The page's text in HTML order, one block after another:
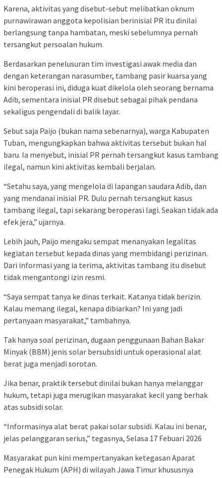
Karena, aktivitas yang disebut-sebut melibatkan oknum
purnawirawan anggota kepolisian berinisial PR itu dinilai
berlangsung tanpa hambatan, meski sebelumnya pernah
tersangkut persoalan hukum.
Berdasarkan penelusuran tim investigasi awak media dan
dengan keterangan narasumber, tambang pasir kuarsa yang
kini beroperasi ini, diduga kuat dikelola oleh seorang bernama
Adib, sementara inisial PR disebut sebagai pihak pendana
sekaligus pengendali di balik layar.
Sebut saja Paijo (bukan nama sebenarnya), warga Kabupaten
Tuban, mengungkapkan bahwa aktivitas tersebut bukan hal
baru. Ia menyebut, inisial PR pernah tersangkut kasus tambang
ilegal, namun kini aktivitas kembali berjalan.
“Setahu saya, yang mengelola di lapangan saudara Adib, dan
yang mendanai inisial PR. Dulu pernah tersangkut kasus
tambang ilegal, tapi sekarang beroperasi lagi. Seakan tidak ada
efek jera,” ujarnya.
Lebih jauh, Paijo mengaku sempat menanyakan legalitas
kegiatan tersebut kepada dinas yang membidangi perizinan.
Dari informasi yang ia terima, aktivitas tambang itu disebut
tidak mengantongi izin resmi.
“Saya sempat tanya ke dinas terkait. Katanya tidak berizin.
Kalau memang ilegal, kenapa dibiarkan? Ini yang jadi
pertanyaan masyarakat,” tambahnya.
Tak hanya soal perizinan, dugaan penggunaan Bahan Bakar
Minyak (BBM) jenis solar bersubsidi untuk operasional alat
berat juga menjadi sorotan.
Jika benar, praktik tersebut dinilai bukan hanya melanggar
hukum, tetapi juga merugikan masyarakat kecil yang berhak
atas subsidi solar.
“Informasinya alat berat pakai solar subsidi. Kalau ini benar,
jelas pelanggaran serius,” tegasnya, Selasa 17 Febuari 2026
Masyarakat pun kini mempertanyakan ketegasan Aparat
Penegak Hukum (APH) di wilayah Jawa Timur khususnya